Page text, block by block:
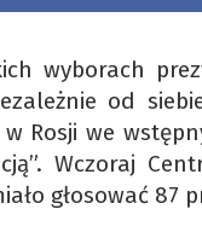
wyborach
od
Rosji we
Wczoraj
głosować 87